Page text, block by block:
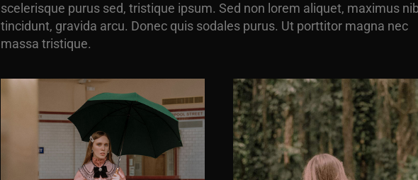
scelerisque purus sed, tristique ipsum. Sed non lorem aliquet, maximus
tincidunt, gravida arcu. Donec quis sodales purus. Ut porttitor magna nec
massa tristique.